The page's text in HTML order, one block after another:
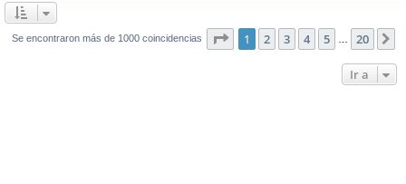
Se encontraron más de 1000 coincidencias Página de 20
1 2 3 4 5 20
Ir a